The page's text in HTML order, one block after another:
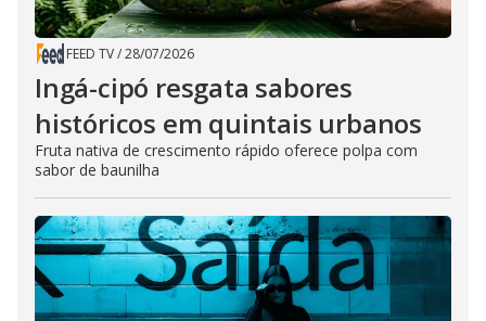
FEED TV/28/07/2026
Ingá-cipó resgata sabores
históricos em quintais urbanos
Fruta nativa de crescimento rápido oferece polpa com
sabor de baunilha